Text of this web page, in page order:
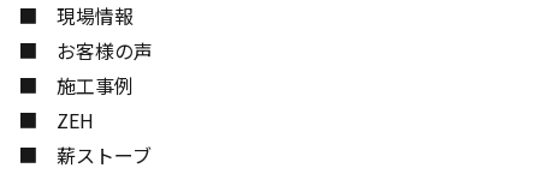
現場情報
お客様の声
施工事例
ZEH
薪ストーブ